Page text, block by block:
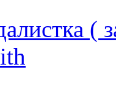
(